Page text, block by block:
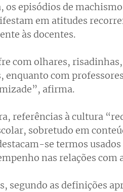
os episódios de
em atitudes
às docentes.
com olhares,
enquanto com
afirma.
referências à cultura
sobretudo em
se termos
nas relações com
segundo as definições